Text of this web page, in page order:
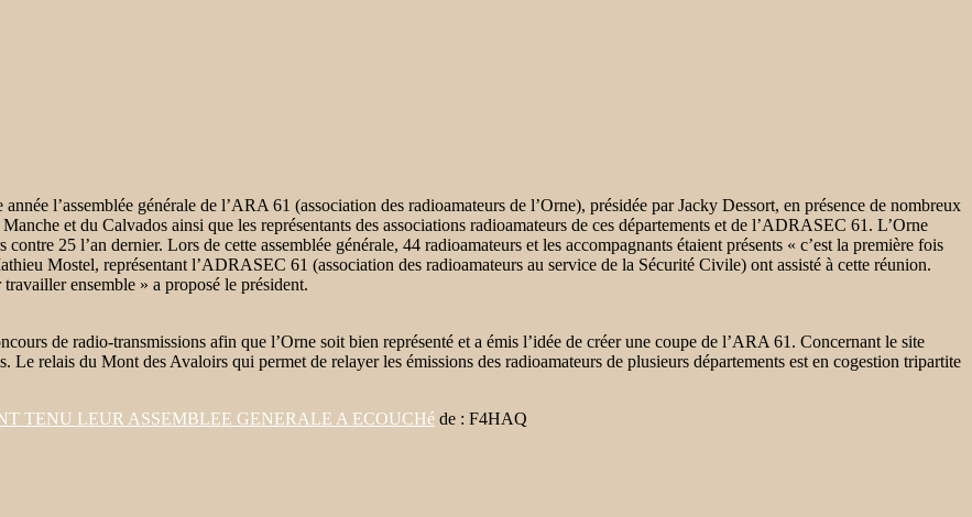
l’assemblée générale de l’ARA 61 (association des radioamateurs de l’Orne), présidée par Jacky Dessort, en présence de nombreux
et du Calvados ainsi que les représentants des associations radioamateurs de ces départements et de l’ADRASEC 61. L’Orne
25 l’an dernier. Lors de cette assemblée générale, 44 radioamateurs et les accompagnants étaient présents « c’est la première fois
Mostel, représentant l’ADRASEC 61 (association des radioamateurs au service de la Sécurité Civile) ont assisté à cette réunion.
ensemble » a proposé le président.
de radio-transmissions afin que l’Orne soit bien représenté et a émis l’idée de créer une coupe de l’ARA 61. Concernant le site
relais du Mont des Avaloirs qui permet de relayer les émissions des radioamateurs de plusieurs départements est en cogestion tripartite
TENU LEUR ASSEMBLEE GENERALE A ECOUCHé de : F4HAQ